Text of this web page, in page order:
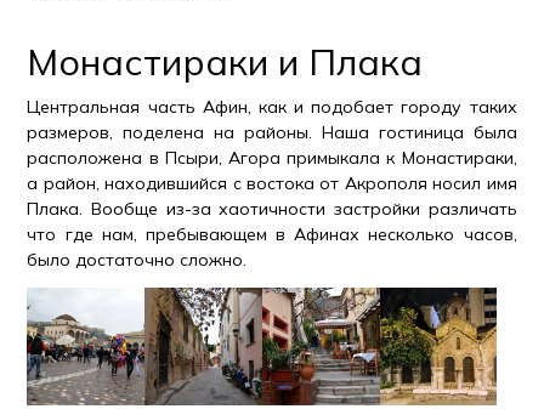
Монастираки и Плака
Центральная часть Афин, как и подобает городу таких
размеров, поделена на районы. Наша гостиница была
расположена в Псыри, Агора примыкала к Монастираки,
а район, находившийся с востока от Акрополя носил имя
Плака. Вообще из-за хаотичности застройки различать
что где нам, пребывающем в Афинах несколько часов,
было достаточно сложно.